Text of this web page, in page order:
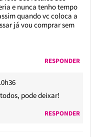
e nunca tenho tempo
quando vc coloca a
já vou comprar sem
RESPONDER
pode deixar!
RESPONDER